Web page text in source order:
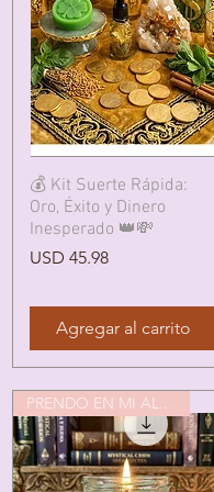
Vista rápida
💰 Kit Suerte Rápida:
Oro, Éxito y Dinero
Inesperado 👑💸
Precio
USD 45.98
Agregar al carrito
PRENDO EN MI ALTAR